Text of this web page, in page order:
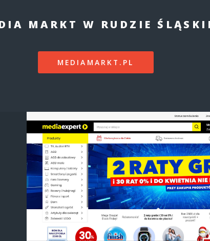
MARKT W RUDZIE
MEDIAMARKT.PL